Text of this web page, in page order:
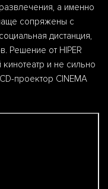
а именно
сопряжены с
дистанция,
Решение от HIPER
и не сильно
проектор CINEMA